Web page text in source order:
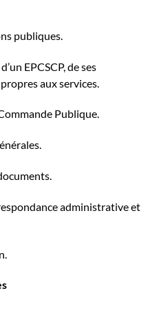
publiques.
EPCSCP, de ses
aux services.
Publique.
administrative et